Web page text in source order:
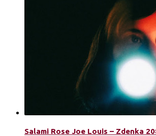
Salami Rose Joe Louis – Zdenka